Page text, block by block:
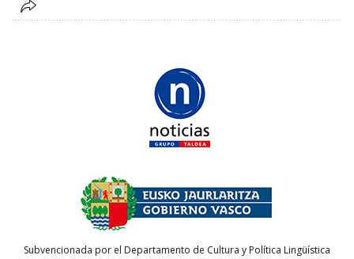
Subvencionada por el Departamento de Cultura y Política Lingüística